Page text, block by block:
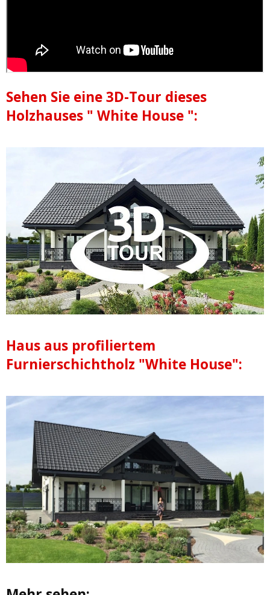
Sehen Sie eine 3D-Tour dieses
Holzhauses " White House ":
Haus aus profiliertem
Furnierschichtholz "White House":